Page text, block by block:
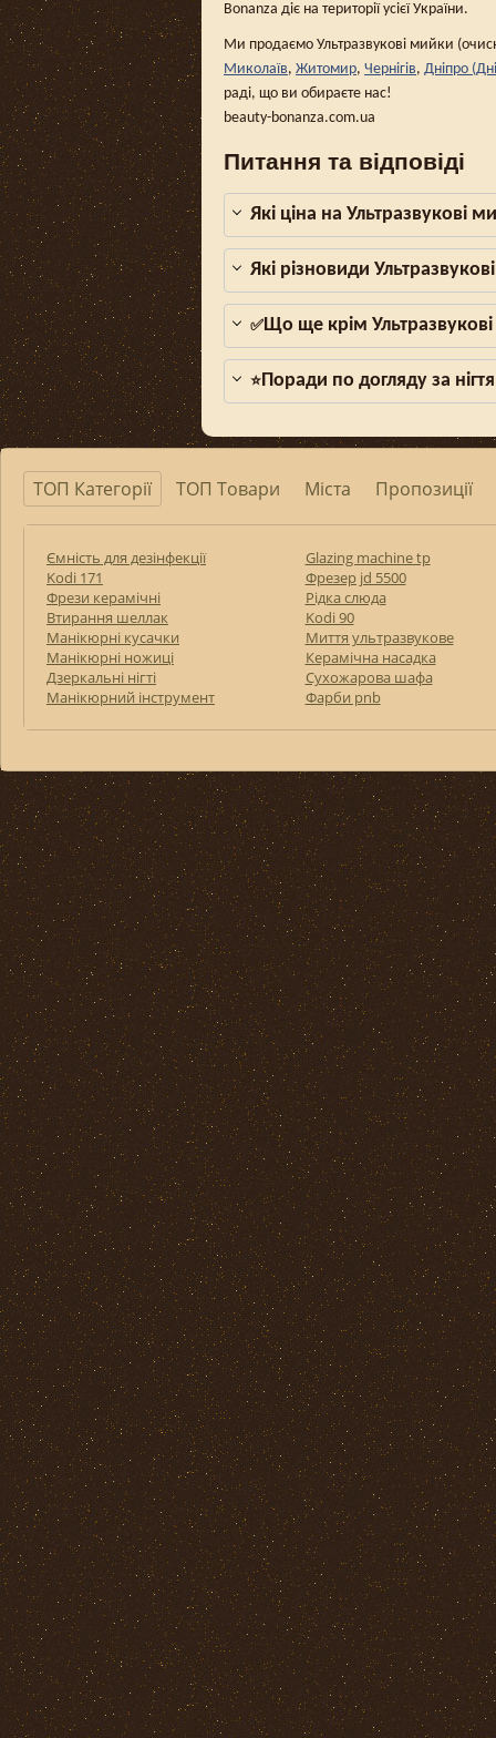
Bonanza діє на території усієї України.
Ми продаємо Ультразвукові мийки
Миколаїв, Житомир, Чернігів, Дніпро
раді, що ви обираєте нас!
beauty-bonanza.com.ua
Питання та відповіді
Які ціна на Ультразвукові
Які різновиди
✅Що ще крім
⭐Поради по догляду за
ТОП Категорії ТОП Товари Міста Пропозиції
Ємність для дезінфекції
Kodi 171
Фрези керамічні
Втирання шеллак
Манікюрні кусачки
Манікюрні ножиці
Дзеркальні нігті
Манікюрний інструмент
Glazing machine tp
Фрезер jd 5500
Рідка слюда
Kodi 90
Миття ультразвукове
Керамічна насадка
Сухожарова шафа
Фарби pnb